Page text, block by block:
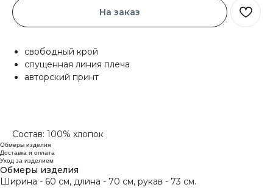
На заказ
свободный крой
спущенная линия плеча
авторский принт
Состав: 100% хлопок
Обмеры изделия
Доставка и оплата
Уход за изделием
Обмеры изделия
Ширина - 60 см, длина - 70 см, рукав - 73 см.